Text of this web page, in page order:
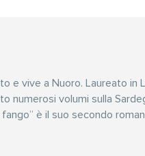
e vive a Nuoro. Laureato in
numerosi volumi sulla
fango” è il suo secondo